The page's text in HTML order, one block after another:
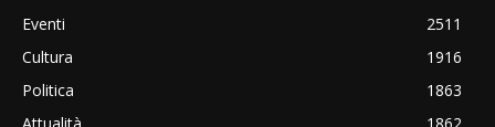
Eventi
2511
Cultura
1916
Politica
1863